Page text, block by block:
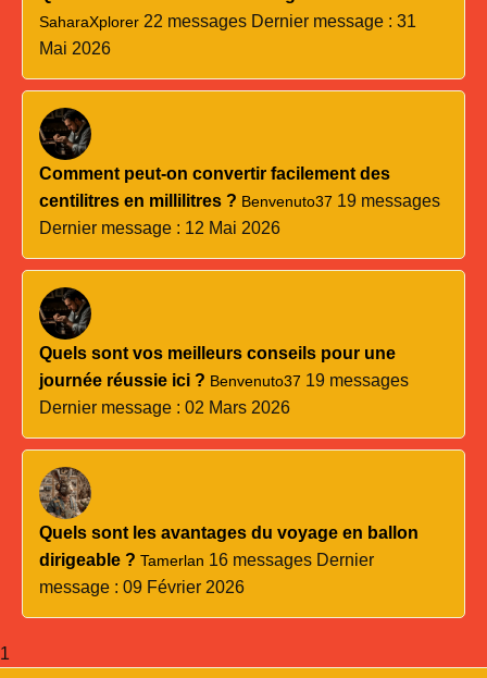
SaharaXplorer 22 messages Dernier message : 31
Mai 2026
Comment peut-on convertir facilement des
centilitres en millilitres ? Benvenuto37 19 messages
Dernier message : 12 Mai 2026
Quels sont vos meilleurs conseils pour une
journée réussie ici ? Benvenuto37 19 messages
Dernier message : 02 Mars 2026
Quels sont les avantages du voyage en ballon
dirigeable ? Tamerlan 16 messages Dernier
message : 09 Février 2026
1